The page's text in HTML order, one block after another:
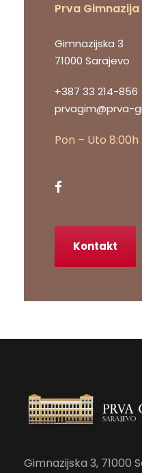
Prva Gimnazija
Gimnazijska 3
71000 Sarajevo
+387 33 214-856
prvagim@prva-
Pon – Uto 8:00h
Kontakt
Gimnazijska 3, 71000